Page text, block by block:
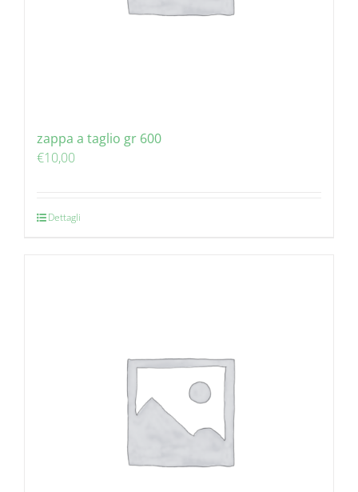
zappa a taglio gr 600
€10,00
Dettagli